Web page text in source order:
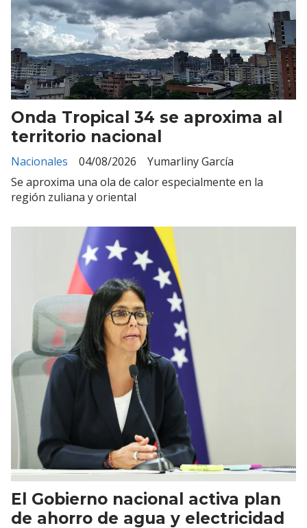
Onda Tropical 34 se aproxima al
territorio nacional
Yumarliny García
Nacionales
04/08/2026
Se aproxima una ola de calor especialmente en la
región zuliana y oriental
El Gobierno nacional activa plan
de ahorro de agua y electricidad